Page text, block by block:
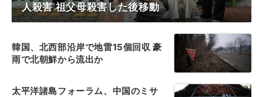
人殺害 祖父母殺害した後移動
韓国、北西部沿岸で地雷15個回収 豪
雨で北朝鮮から流出か
太平洋諸島フォーラム、中国のミサ